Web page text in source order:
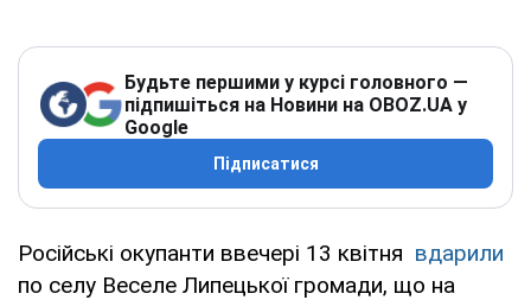
Будьте першими у курсі головного —
підпишіться на Новини на OBOZ.UA у
Google
Підписатися
Російські окупанти ввечері 13 квітня вдарили
по селу Веселе Липецької громади, що на